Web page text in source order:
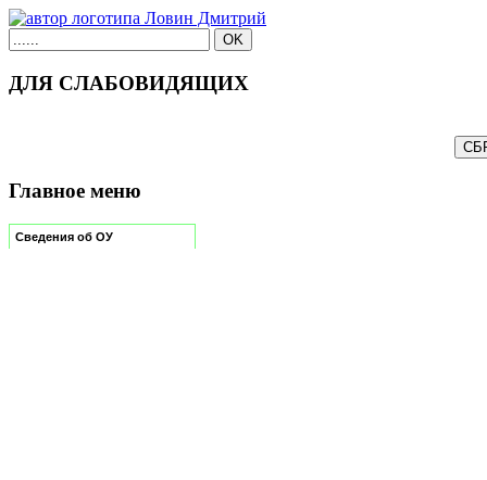
ДЛЯ СЛАБОВИДЯЩИХ
Главное меню
Сведения об ОУ